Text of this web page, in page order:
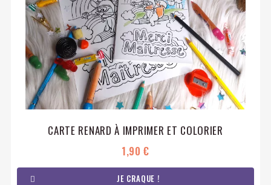
CARTE RENARD À IMPRIMER ET COLORIER
1,90 €
JE CRAQUE !